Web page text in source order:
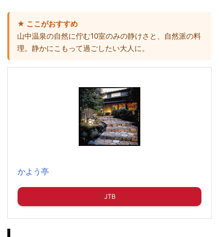
★ ここがおすすめ
山中温泉の自然に佇む10室のみの静けさと、自然派の料
理。静かにこもって過ごしたい大人に。
かよう亭
JTB